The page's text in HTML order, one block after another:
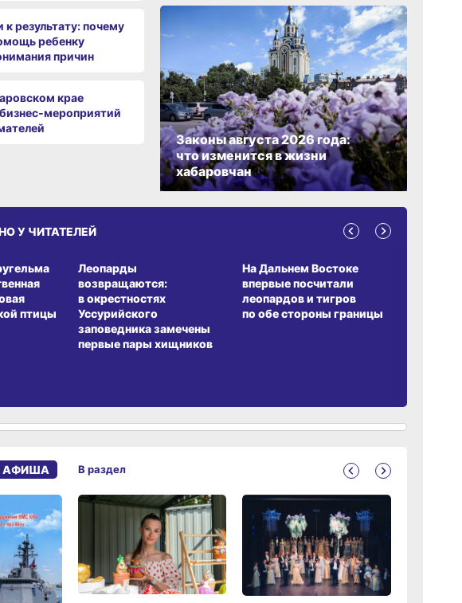
результату: почему
ребенку
причин
крае
Законы августа 2026 года:
что изменится в жизни
хабаровчан
У ЧИТАТЕЛЕЙ
птицы
Леопарды
возвращаются:
в окрестностях
Уссурийского
заповедника замечены
первые пары хищников
На Дальнем Востоке
впервые посчитали
леопардов и тигров
по обе стороны границы
АФИША В раздел